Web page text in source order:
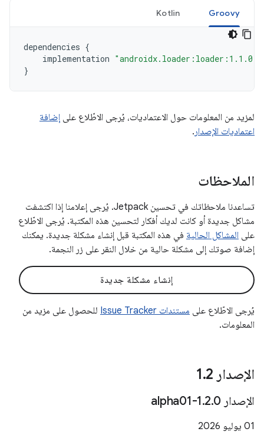
Groovy
Kotlin
dependencies {
implementation "androidx.loader:loader:1.1.0"
}
لمزيد من المعلومات حول الاعتماديات، يُرجى الاطّلاع على إضافة
اعتماديات الإصدار .
الملاحظات
تساعدنا ملاحظاتك في تحسين Jetpack. يُرجى إعلامنا إذا اكتشفت
مشاكل جديدة أو كانت لديك أفكار لتحسين هذه المكتبة. يُرجى الاطّلاع
على المشاكل الحالية في هذه المكتبة قبل إنشاء مشكلة جديدة. يمكنك
إضافة صوتك إلى مشكلة حالية من خلال النقر على زر النجمة.
إنشاء مشكلة جديدة
يُرجى الاطّلاع على مستندات Issue Tracker
للحصول على مزيد من
المعلومات.
الإصدار 1 .2
الإصدار 1 .2.0-alpha01
‫01 يوليو 2026